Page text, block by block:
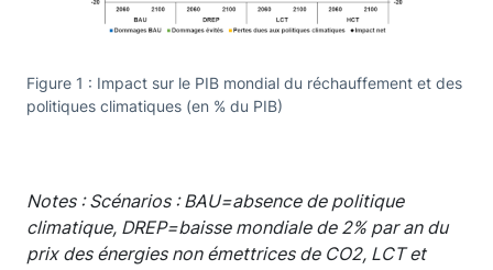
Figure 1 : Impact sur le PIB mondial du réchauffement et des
politiques climatiques (en % du PIB)
Notes : Scénarios : BAU=absence de politique
climatique, DREP=baisse mondiale de 2% par an du
prix des énergies non émettrices de CO2, LCT et